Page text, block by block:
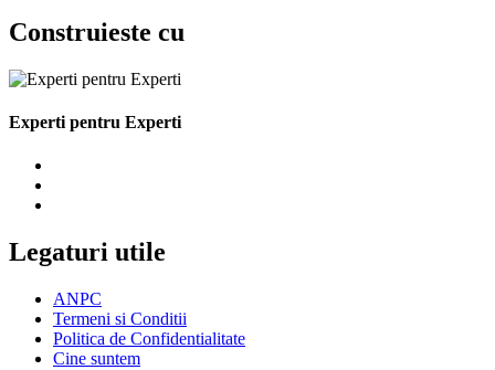
Construieste cu
Experti pentru Experti
Legaturi utile
ANPC
Termeni si Conditii
Politica de Confidentialitate
Cine suntem